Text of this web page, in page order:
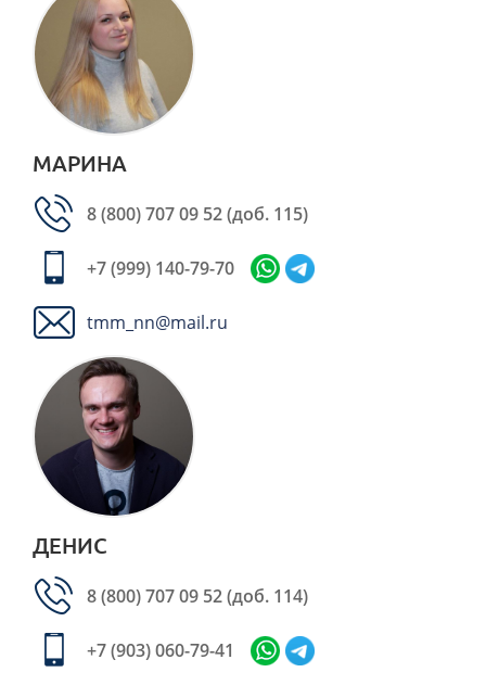
МАРИНА
8 (800) 707 09 52(доб. 115)
+7 (999) 140-79-70
tmm_nn@mail.ru
ДЕНИС
8 (800) 707 09 52(доб. 114)
+7 (903) 060-79-41